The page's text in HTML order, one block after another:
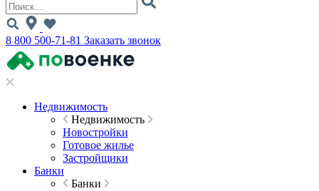
8 800 500-71-81 Заказать звонок
Недвижимость
Недвижимость
Новостройки
Готовое жилье
Застройщики
Банки
Банки